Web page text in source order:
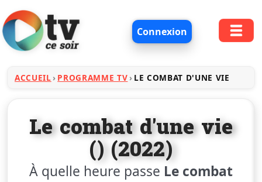
Connexion
ACCUEIL PROGRAMME TV LE COMBAT D'UNE VIE
Le combat d'une vie
() (2022)
À quelle heure passe Le combat